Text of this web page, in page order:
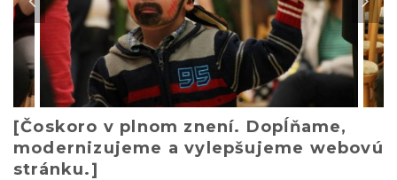
[Čoskoro v plnom znení. Dopĺňame,
modernizujeme a vylepšujeme webovú
stránku.]